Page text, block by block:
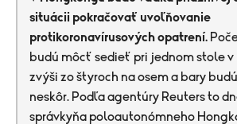
situácii pokračovať uvoľňovanie
protikoronavírusových opatrení.
budú môcť sedieť pri jednom stole v
zvýši zo štyroch na osem a bary
neskôr. Podľa agentúry Reuters to
správkyňa poloautonómneho